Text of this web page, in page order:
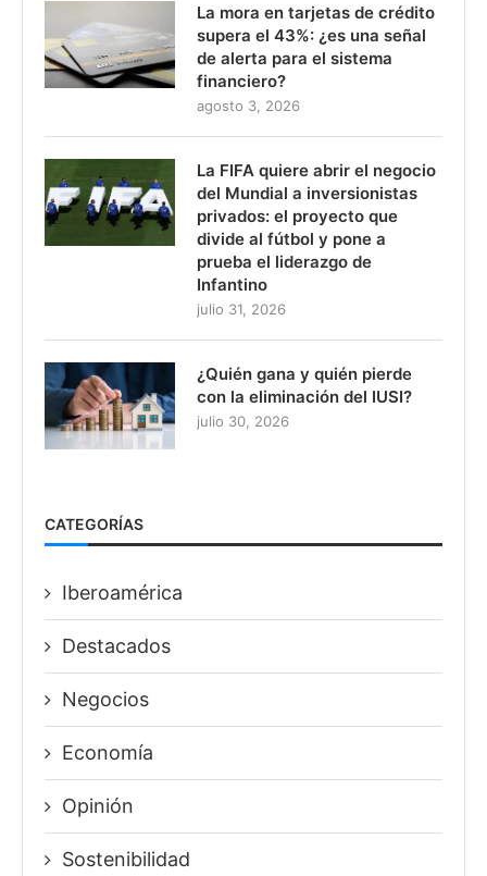
La mora en tarjetas de crédito
supera el 43%: ¿es una señal
de alerta para el sistema
financiero?
agosto 3, 2026
La FIFA quiere abrir el negocio
del Mundial a inversionistas
privados: el proyecto que
divide al fútbol y pone a
prueba el liderazgo de
Infantino
julio 31, 2026
¿Quién gana y quién pierde
con la eliminación del IUSI?
julio 30, 2026
CATEGORÍAS
Iberoamérica
Destacados
Negocios
Economía
Opinión
Sostenibilidad